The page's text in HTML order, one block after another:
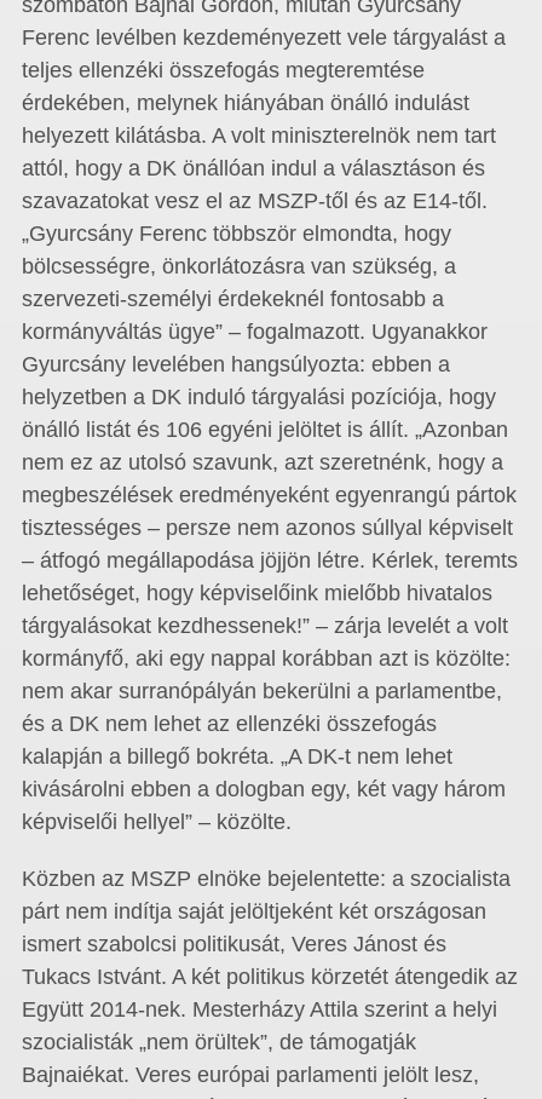
szombaton Bajnai Gordon, miután Gyurcsány
Ferenc levélben kezdeményezett vele tárgyalást a
teljes ellenzéki összefogás megteremtése
érdekében, melynek hiányában önálló indulást
helyezett kilátásba. A volt miniszterelnök nem tart
attól, hogy a DK önállóan indul a választáson és
szavazatokat vesz el az MSZP-től és az E14-től.
„Gyurcsány Ferenc többször elmondta, hogy
bölcsességre, önkorlátozásra van szükség, a
szervezeti-személyi érdekeknél fontosabb a
kormányváltás ügye” – fogalmazott. Ugyanakkor
Gyurcsány levelében hangsúlyozta: ebben a
helyzetben a DK induló tárgyalási pozíciója, hogy
önálló listát és 106 egyéni jelöltet is állít. „Azonban
nem ez az utolsó szavunk, azt szeretnénk, hogy a
megbeszélések eredményeként egyenrangú pártok
tisztességes – persze nem azonos súllyal képviselt
– átfogó megállapodása jöjjön létre. Kérlek, teremts
lehetőséget, hogy képviselőink mielőbb hivatalos
tárgyalásokat kezdhessenek!” – zárja levelét a volt
kormányfő, aki egy nappal korábban azt is közölte:
nem akar surranópályán bekerülni a parlamentbe,
és a DK nem lehet az ellenzéki összefogás
kalapján a billegő bokréta. „A DK-t nem lehet
kivásárolni ebben a dologban egy, két vagy három
képviselői hellyel” – közölte.
Közben az MSZP elnöke bejelentette: a szocialista
párt nem indítja saját jelöltjeként két országosan
ismert szabolcsi politikusát, Veres Jánost és
Tukacs Istvánt. A két politikus körzetét átengedik az
Együtt 2014-nek. Mesterházy Attila szerint a helyi
szocialisták „nem örültek”, de támogatják
Bajnaiékat. Veres európai parlamenti jelölt lesz,